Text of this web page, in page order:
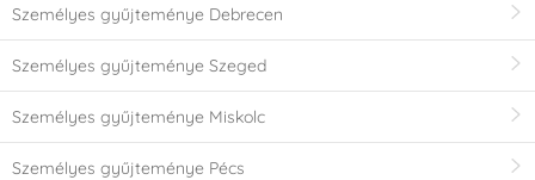
Személyes gyűjteménye Debrecen
Személyes gyűjteménye Szeged
Személyes gyűjteménye Miskolc
Személyes gyűjteménye Pécs